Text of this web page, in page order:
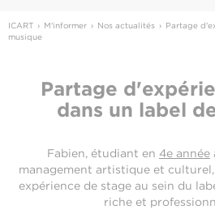
ICART M'informer Nos actualités
Partage
musique
Partage
dans un label
Fabien, étudiant en 4e année
management artistique et
expérience de stage au sein du
riche et